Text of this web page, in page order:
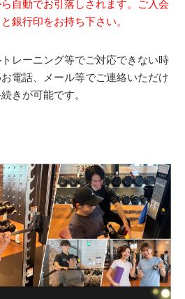
自動でお引落しされます。ご入会
銀行印をお持ち下さい。
レーニング等でご対応できない時
電話、メール等でご連絡いただけ
きが可能です。